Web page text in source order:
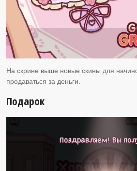
На скрине выше новые скины для
продаваться за деньги.
Подарок